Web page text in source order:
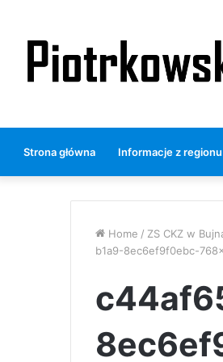
Strona główna Informacje z regionu
Home / ZS CKZ w
b1a9-8ec6ef9f0ebc-